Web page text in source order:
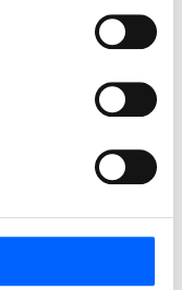
sikkerhets-,
oppstart av
et felles ideal om å
integrere
så usynlig som